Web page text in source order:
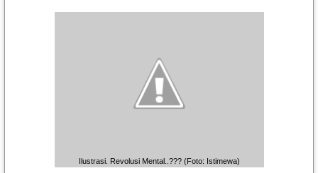
Ilustrasi. Revolusi Mental..??? (Foto: Istimewa)